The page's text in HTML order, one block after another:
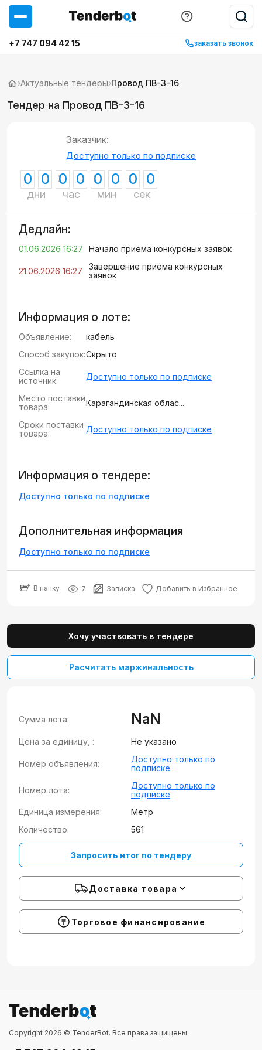
+7 747 094 42 15 заказать звонок
›Актуальные тендеры›Провод ПВ-3-16
Тендер на Провод ПВ-3-16
Заказчик:
Доступно только по подписке
0 0
дни
0 0
час
0 0
мин
0 0
сек
Дедлайн:
01.06.2026 16:27 Начало приёма конкурсных заявок
21.06.2026 16:27
Завершение приёма конкурсных
заявок
Информация о лоте:
Объявление:
кабель
Способ закупок:Скрыто
Ссылка на
источник:
Доступно только по подписке
Место поставки
товара:
Карагандинская облас...
Сроки поставки
товара:
Доступно только по подписке
Информация о тендере:
Доступно только по подписке
Дополнительная информация
Доступно только по подписке
В папку 7 Записка Добавить в Избранное
Хочу участвовать в тендере
Расчитать маржинальность
Сумма лота: NaN
Цена за единицу, : Не указано
Номер объявления:
Доступно только по
подписке
Номер лота:
Доступно только по
подписке
Единица измерения:
Метр
Количество:
561
Запросить итог по тендеру
Доставка товара
Торговое финансирование
Copyright 2026 © TenderBot. Все права защищены.